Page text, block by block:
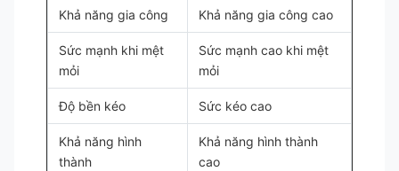
Khả năng gia công Khả năng gia công cao
Sức mạnh khi mệt
mỏi
Sức mạnh cao khi mệt
mỏi
Độ bền kéo Sức kéo cao
Khả năng hình
thành
Khả năng hình thành
cao